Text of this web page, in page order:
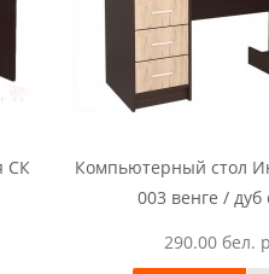
СК
Компьютерный стол
003 венге /
290.00 бел.